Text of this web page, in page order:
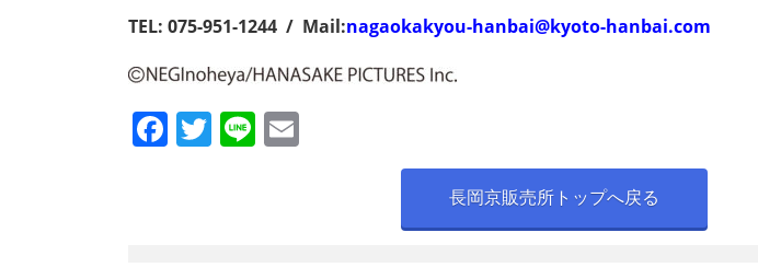
TEL: 075-951-1244 / Mail:nagaokakyou-hanbai@kyoto-hanbai.com
F T Li
長岡京販売所トップへ戻る